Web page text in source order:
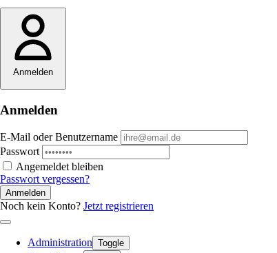
Anmelden
Anmelden
E-Mail oder Benutzername
Passwort
Angemeldet bleiben
Passwort vergessen?
Anmelden
Noch kein Konto? Jetzt registrieren
Administration Toggle